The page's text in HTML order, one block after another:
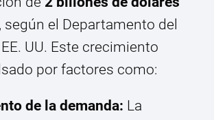
según el Departamento del
UU. Este crecimiento
por factores como:
de la demanda: La